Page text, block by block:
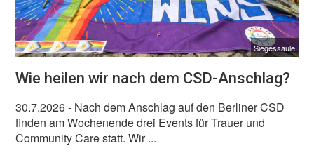
Siegessäule
Wie heilen wir nach dem CSD-Anschlag?
30.7.2026- Nach dem Anschlag auf den Berliner CSD
finden am Wochenende drei Events für Trauer und
Community Care statt. Wir ...